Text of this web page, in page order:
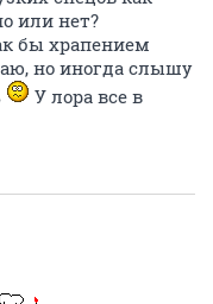
или нет?
бы храпением
но иногда слышу
У лора все в